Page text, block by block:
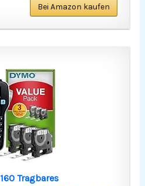
Bei Amazon kaufen
Tragbares